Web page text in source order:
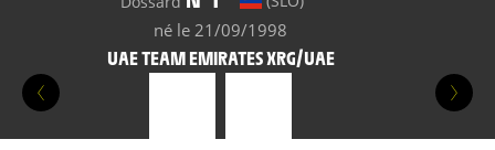
né le 21/09/1998
UAE TEAM EMIRATES XRG/UAE